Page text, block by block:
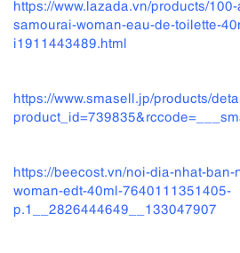
https://www.lazada.vn/products/
samourai-woman-eau-de-toilette-
i1911443489.html
https://www.smasell.jp/products/
https://beecost.vn/noi-dia-nhat-
woman-edt-40ml-7640111351405-
p.1__2826444649__133047907